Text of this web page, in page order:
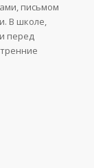
письмом
В школе,
перед